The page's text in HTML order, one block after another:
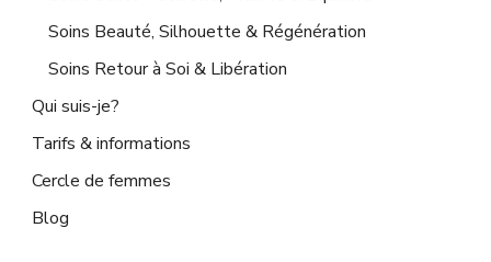
Soins Beauté, Silhouette & Régénération
Soins Retour à Soi & Libération
Qui suis-je?
Tarifs & informations
Cercle de femmes
Blog